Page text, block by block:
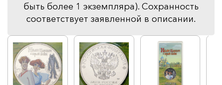
быть более 1 экземпляра). Сохранность
соответствует заявленной в описании.